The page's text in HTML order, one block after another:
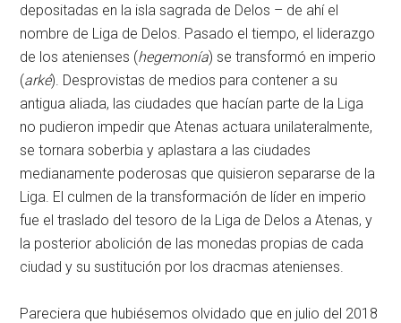
depositadas en la isla sagrada de Delos – de ahí el
nombre de Liga de Delos. Pasado el tiempo, el liderazgo
de los atenienses (hegemonía) se transformó en imperio
(arké). Desprovistas de medios para contener a su
antigua aliada, las ciudades que hacían parte de la Liga
no pudieron impedir que Atenas actuara unilateralmente,
se tornara soberbia y aplastara a las ciudades
medianamente poderosas que quisieron separarse de la
Liga. El culmen de la transformación de líder en imperio
fue el traslado del tesoro de la Liga de Delos a Atenas, y
la posterior abolición de las monedas propias de cada
ciudad y su sustitución por los dracmas atenienses.
Pareciera que hubiésemos olvidado que en julio del 2018